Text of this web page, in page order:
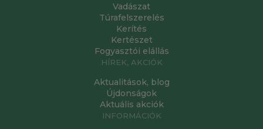
Vadászat
Túrafelszerelés
Kerítés
Kertészet
Fogyasztói elállás
HÍREK, AKCIÓK
Aktualitások, blog
Újdonságok
Aktuális akciók
INFORMÁCIÓK